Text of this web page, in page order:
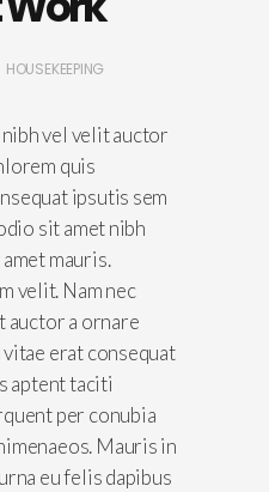
HOUSEKEEPING
vel velit auctor
quis
ipsutis sem
sit amet nibh
mauris.
velit. Nam nec
auctor a ornare
erat consequat
aptent taciti
per conubia
Mauris in
eu felis dapibus